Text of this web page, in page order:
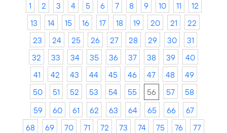
1 2 3 4 5 6 7 8 9 10 11
12
13
14 15 16 17 18 19 20 21
22
23
24 25 26 27 28 29 30
31
32
33 34 35 36 37 38 39
40
41
42 43 44 45 46 47 48
49
50
51 52 53 54 55 56 57
58
59
60 61 62 63 64 65 66
67
68
69 70 71 72 73 74 75 76
77